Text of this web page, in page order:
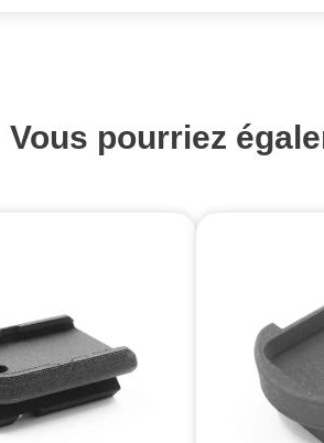
Vous pourriez